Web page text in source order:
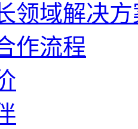
领域解决方
作流程